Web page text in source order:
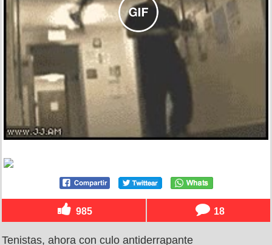
985 18
Tenistas, ahora con culo antiderrapante